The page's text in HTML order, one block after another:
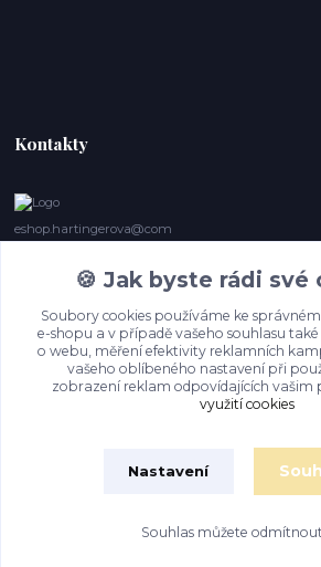
Kontakty
eshop.hartingerova@com
Irena Marie Hartingerová
605132850
(Po-Ne, 9- 20 hod.) Když se
imh@hartingerova.com
Vytvořeno na Eshop-
🍪 Jak byste rádi své
Soubory cookies používáme ke
e-shopu a v případě vašeho souhlasu
o webu, měření efektivity reklamních
vašeho oblíbeného nastavení při
zobrazení reklam odpovídajících vašim
využití cookies
Nastavení
Souhlas můžete odmítnout